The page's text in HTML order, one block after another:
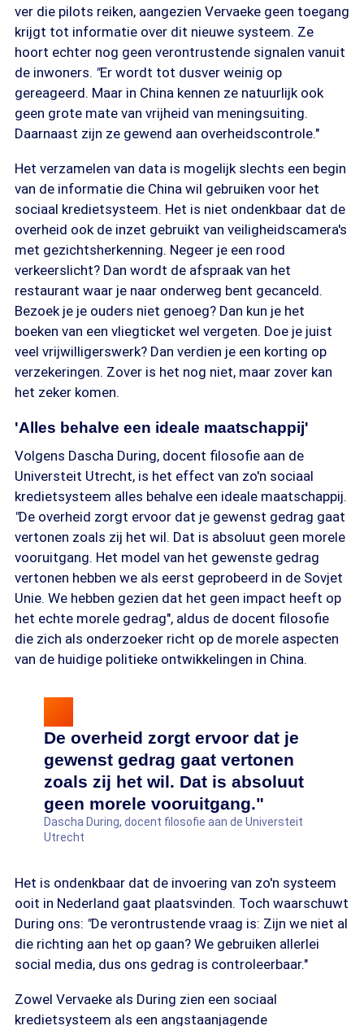
ver die pilots reiken, aangezien Vervaeke geen toegang
krijgt tot informatie over dit nieuwe systeem. Ze
hoort echter nog geen verontrustende signalen vanuit
de inwoners. "Er wordt tot dusver weinig op
gereageerd. Maar in China kennen ze natuurlijk ook
geen grote mate van vrijheid van meningsuiting.
Daarnaast zijn ze gewend aan overheidscontrole."
Het verzamelen van data is mogelijk slechts een begin
van de informatie die China wil gebruiken voor het
sociaal kredietsysteem. Het is niet ondenkbaar dat de
overheid ook de inzet gebruikt van veiligheidscamera's
met gezichtsherkenning. Negeer je een rood
verkeerslicht? Dan wordt de afspraak van het
restaurant waar je naar onderweg bent gecanceld.
Bezoek je je ouders niet genoeg? Dan kun je het
boeken van een vliegticket wel vergeten. Doe je juist
veel vrijwilligerswerk? Dan verdien je een korting op
verzekeringen. Zover is het nog niet, maar zover kan
het zeker komen.
'Alles behalve een ideale maatschappij'
Volgens Dascha During, docent filosofie aan de
Universteit Utrecht, is het effect van zo'n sociaal
kredietsysteem alles behalve een ideale maatschappij.
"De overheid zorgt ervoor dat je gewenst gedrag gaat
vertonen zoals zij het wil. Dat is absoluut geen morele
vooruitgang. Het model van het gewenste gedrag
vertonen hebben we als eerst geprobeerd in de Sovjet
Unie. We hebben gezien dat het geen impact heeft op
het echte morele gedrag", aldus de docent filosofie
die zich als onderzoeker richt op de morele aspecten
van de huidige politieke ontwikkelingen in China.
De overheid zorgt ervoor dat je
gewenst gedrag gaat vertonen
zoals zij het wil. Dat is absoluut
geen morele vooruitgang."
Dascha During, docent filosofie aan de Universteit
Utrecht
Het is ondenkbaar dat de invoering van zo'n systeem
ooit in Nederland gaat plaatsvinden. Toch waarschuwt
During ons: "De verontrustende vraag is: Zijn we niet al
die richting aan het op gaan? We gebruiken allerlei
social media, dus ons gedrag is controleerbaar."
Zowel Vervaeke als During zien een sociaal
kredietsysteem als een angstaanjagende